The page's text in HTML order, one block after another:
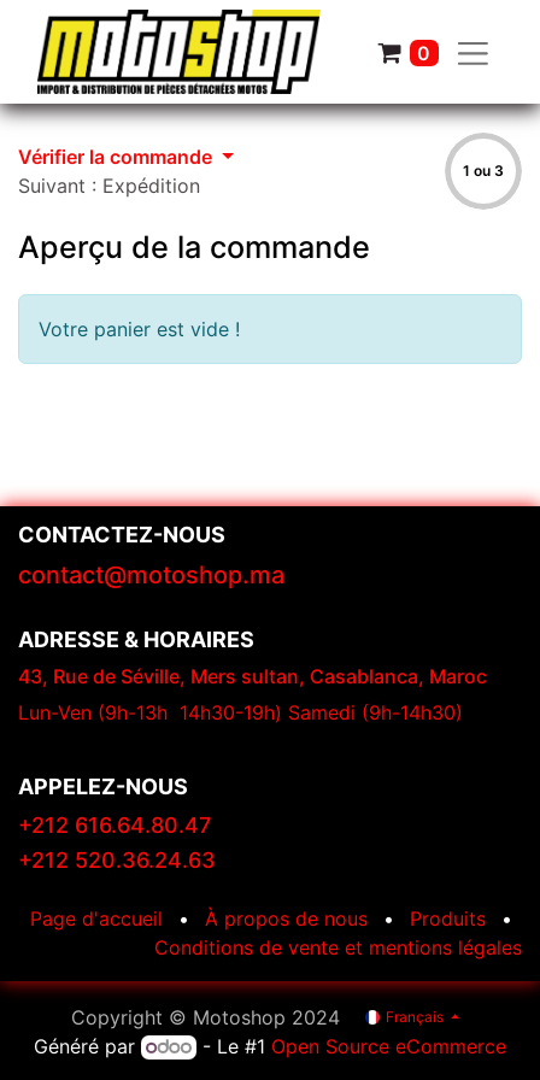
0
Vérifier la commande
Suivant : Expédition
1 ou 3
Aperçu de la commande
Votre panier est vide !
CONTACTEZ-NOUS
​​​​​​​​​​​​​​​​​c​o​n​tac​t​@​m​o​to​sh​op​.​m​a​​​​
ADRESSE & HORAIRES
​​​​​​​​​​​​​​43, Rue de Séville, Mers sultan, Casablanca, Maroc
Lun-Ven (9h-13h 14h30-19h) Samedi (9h-14h30)
APPELEZ-NOUS
+212 616.64.80.47
+212 520.36.24.63
Page d'accueil • À propos de nous • Produits
•
​​​​​​​​​​​​​​​​​​​Conditions de ​v​en​t​e​ ​et​ ​m​ent​i​o​ns​ ​l​é​g​a​l​es
Copyright © Motoshop 2024 Français
Généré par - Le #1 Open Source eCommerce